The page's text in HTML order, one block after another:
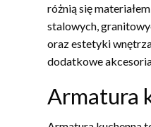
różnią się
stalowych,
oraz estetyki
dodatkowe
Armatura